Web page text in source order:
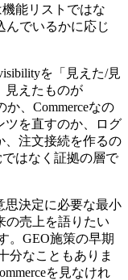
機能リストではな
んでいるかに応じ
を「見えた/見
見えたものが
か、Commerceなの
ツを直すのか、ログ
、注文接続を作るの
ではなく証拠の層で
思決定に必要な最小
の売上を語りたい
。GEO施策の早期
分なこともありま
を見なけれ